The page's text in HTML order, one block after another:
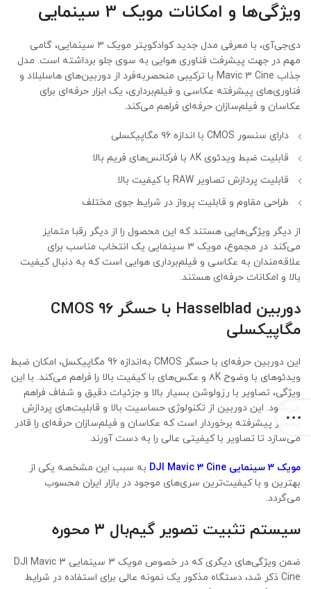
ویژگی‌ها و امکانات مویک 3 سینمایی
دی‌جی‌آی، با معرفی مدل جدید کوادکوپتر مویک ۳ سینمایی، گامی
مهم در جهت پیشرفت فناوری هوایی به ‌سوی جلو برداشته است. مدل
جذاب Mavic 3 Cine با ترکیبی منحصربه‌فرد از دوربین‌های هاسلبلاد و
فناوری‌های پیشرفته عکاسی و فیلم‌برداری، یک ابزار حرفه‌ای برای
عکاسان و فیلم‌سازان حرفه‌ای فراهم می‌کند.
دارای سنسور CMOS با اندازه ۹۶ مگاپیکسلی
قابلیت ضبط ویدئوی 8K با فرکانس‌های فریم بالا
قابلیت پردازش تصاویر RAW با کیفیت بالا
طراحی مقاوم و قابلیت پرواز در شرایط جوی مختلف
از دیگر ویژگی‌هایی هستند که این محصول را از دیگر رقبا متمایز
می‌کند. در مجموع، مویک 3 سینمایی یک انتخاب مناسب برای
علاقه‌مندان به عکاسی و فیلم‌برداری هوایی است که به دنبال کیفیت
بالا و امکانات حرفه‌ای هستند.
دوربین Hasselblad با حسگر CMOS 96
مگاپیکسلی
این دوربین حرفه‌ای با حسگر CMOS به‌اندازه 96 مگاپیکسل، امکان ضبط
ویدئوهای با وضوح ۸K و عکس‌های با کیفیت بالا را فراهم می‌کند. با این
ویژگی، تصاویر با رزولوشن بسیار بالا و جزئیات دقیق و شفاف فراهم
می‌شود. این دوربین از تکنولوژی حساسیت بالا و قابلیت‌های پردازش
تصویر پیشرفته برخوردار است که عکاسان و فیلم‌سازان حرفه‌ای را قادر
می‌سازد تا تصاویر با کیفیتی عالی را به دست آورند.
مویک 3 سینمایی DJI Mavic 3 Cine به سبب این مشخصه یکی از
بهترین و با کیفیت‌ترین سری‌های موجود در بازار ایران محسوب
می‌گردد.
سیستم تثبیت تصویر گیم‌بال ۳ محوره
ضمن ویژگی‌های دیگری که در خصوص مویک 3 سینمایی DJI Mavic 3
Cine ذکر شد، دستگاه مذکور یک نمونه عالی برای استفاده در شرایط